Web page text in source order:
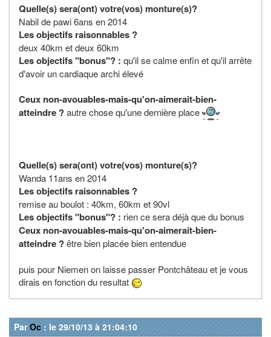
Quelle(s) sera(ont) votre(vos) monture(s)?
Nabil de pawi 6ans en 2014
Les objectifs raisonnables ?
deux 40km et deux 60km
Les objectifs "bonus"? : qu'il se calme enfin et qu'il arrête
d'avoir un cardiaque archi élevé
Ceux non-avouables-mais-qu'on-aimerait-bien-
atteindre ?autre chose qu'une dernière place
Quelle(s) sera(ont) votre(vos) monture(s)?
Wanda 11ans en 2014
Les objectifs raisonnables ?
remise au boulot : 40km, 60km et 90vl
Les objectifs "bonus"? : rien ce sera déjà que du bonus
Ceux non-avouables-mais-qu'on-aimerait-bien-
atteindre ?être bien placée bien entendue
puis pour Niemen on laisse passer Pontchâteau et je vous
dirais en fonction du resultat
ParOc : le 29/10/13 à 21:04:10